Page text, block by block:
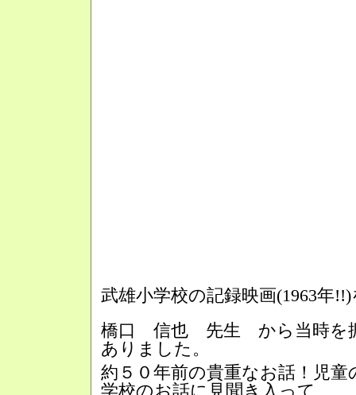
武雄小学校の記録映画(1963年
橋口 信也 先生 から当時を
ありました。
約５０年前の貴重なお話！児
学校のお話に見聞き入って